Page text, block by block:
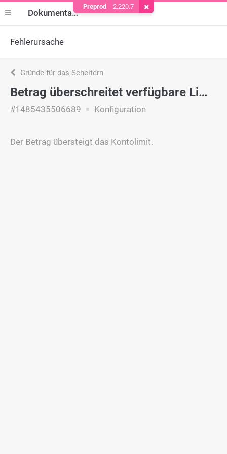
Dokumentation
Fehlerursache
Gründe für das Scheitern
Betrag überschreitet verfügbare Limite
#1485435506689 Konfiguration
Der Betrag übersteigt das Kontolimit.
Preprod 2.220.7 Cookie entfernen